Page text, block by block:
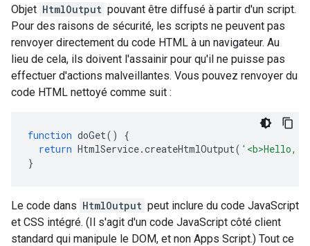
Objet HtmlOutput pouvant être diffusé à partir d'un script.
Pour des raisons de sécurité, les scripts ne peuvent pas
renvoyer directement du code HTML à un navigateur. Au
lieu de cela, ils doivent l'assainir pour qu'il ne puisse pas
effectuer d'actions malveillantes. Vous pouvez renvoyer du
code HTML nettoyé comme suit :
function doGet()
{
return HtmlService.createHtmlOutput( '<b>Hello,
}
Le code dans HtmlOutput peut inclure du code JavaScript
et CSS intégré. (Il s'agit d'un code JavaScript côté client
standard qui manipule le DOM, et non Apps Script.) Tout ce